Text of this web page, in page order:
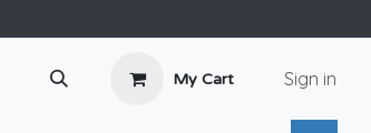
My Cart Sign in